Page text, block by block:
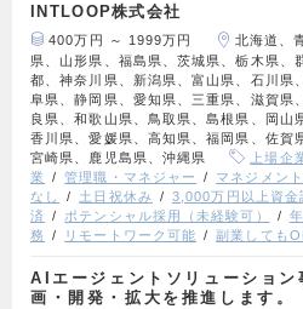
INTLOOP株式会社
400万円 ～ 1999万円
北海道、
県、山形県、福島県、茨城県、栃木県、
都、神奈川県、新潟県、富山県、石川県
阜県、静岡県、愛知県、三重県、滋賀県
良県、和歌山県、鳥取県、島根県、岡山
香川県、愛媛県、高知県、福岡県、佐賀
宮崎県、鹿児島県、沖縄県
上場企
業
管理職・マネジャー マネジメン
なし
土日祝休み 3,000万円以上資金
済
ポテンシャル採用（未経験可）
務
リモートワーク可能 副業しても
AIエージェントソリューション
画・開発・拡大を推進します。